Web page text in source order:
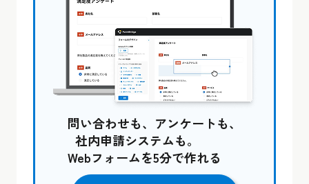
問い合わせも、アンケートも、
社内申請システムも。
Webフォームを5分で作れる